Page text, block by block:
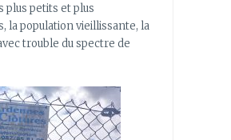
plus petits et plus
la population vieillissante, la
trouble du spectre de